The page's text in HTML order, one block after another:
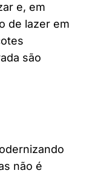
e, em
de lazer em
são
não é